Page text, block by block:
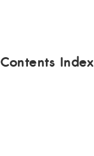
Contents Index